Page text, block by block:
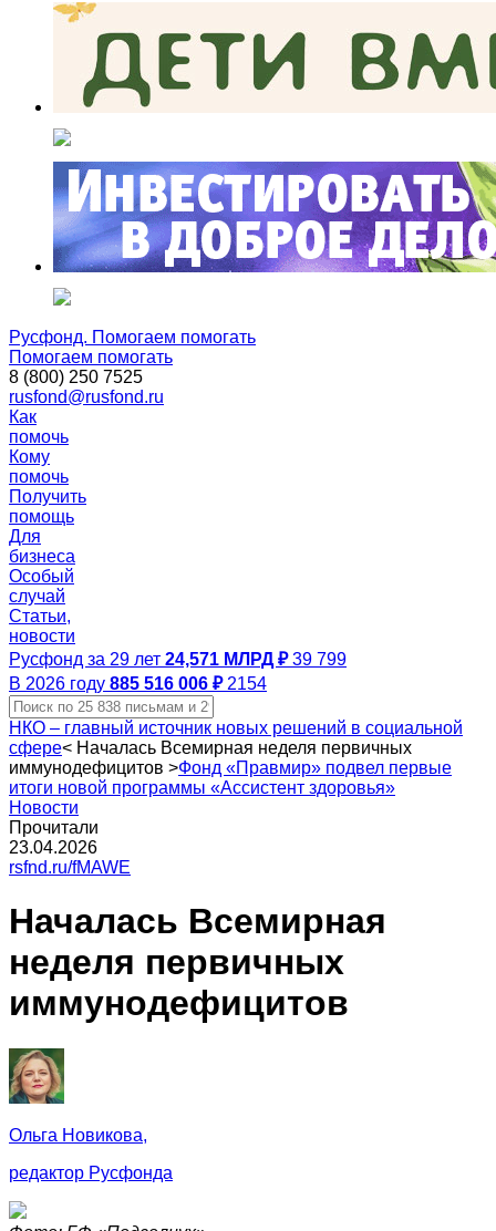
Русфонд. Помогаем помогать
Помогаем помогать
8 (800) 250 7525
rusfond@rusfond.ru
Как
помочь
Кому
помочь
Получить
помощь
Для
бизнеса
Особый
случай
Статьи,
новости
Русфонд за 29 лет 24,571 МЛРД ₽ 39 799
В 2026 году 885 516 006 ₽ 2154
НКО – главный источник новых решений в социальной
сфере< Началась Всемирная неделя первичных
иммунодефицитов >Фонд «Правмир» подвел первые
итоги новой программы «Ассистент здоровья»
Новости
Прочитали
23.04.2026
rsfnd.ru/fMAWE
Началась Всемирная
неделя первичных
иммунодефицитов
Ольга Новикова,
редактор Русфонда